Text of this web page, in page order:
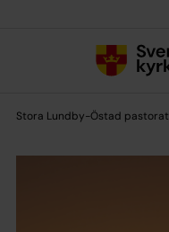
Stora Lundby-Östad pastorat